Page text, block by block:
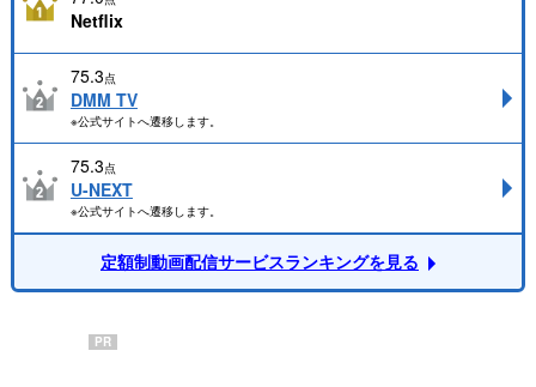
Netflix
75.3点
DMM TV
※公式サイトへ遷移します。
75.3点
U-NEXT
※公式サイトへ遷移します。
定額制動画配信サービスランキングを見る
PR